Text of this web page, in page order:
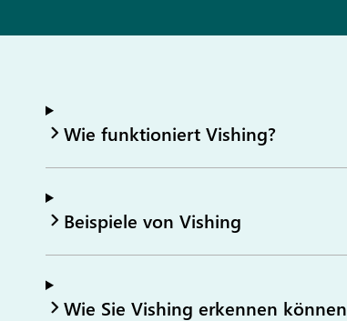
Wie funktioniert Vishing?
Beispiele von Vishing
Wie Sie Vishing erkennen können